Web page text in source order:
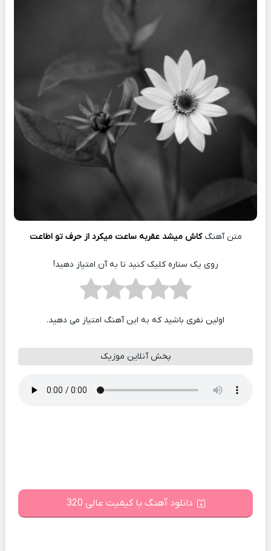
متن آهنگکاش میشد عقربه ساعت میکرد از حرف تو اطاعت
روی یک ستاره کلیک کنید تا به آن امتیاز دهید!
اولین نفری باشید که به این آهنگ امتیاز می دهید.
پخش آنلاین موزیک
دانلود آهنگ با کیفیت عالی 320